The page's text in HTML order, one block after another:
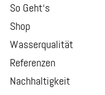
So Geht‘s
Shop
Wasserqualität
Referenzen
Nachhaltigkeit